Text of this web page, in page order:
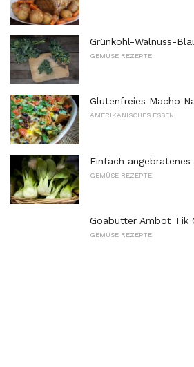
Grünkohl-Walnuss-
GEMÜSE REZEPTE
Glutenfreies Macho
AMERIKANISCHES ESSEN
Einfach
GEMÜSE REZEPTE
Goabutter Ambot Tik
GEMÜSE REZEPTE